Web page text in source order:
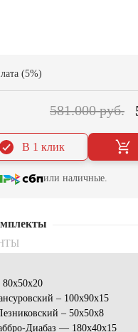
(5%)
581.000 руб.
В 1 клик
или наличные.
– 100х90х15
– 50х50х8
Диабаз — 180х40х15